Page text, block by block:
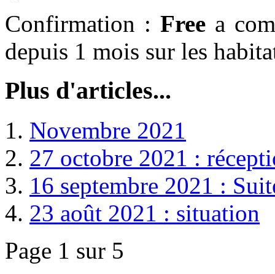
Confirmation : Free a
depuis 1 mois sur les
Plus d'articles...
Novembre 2021
27 octobre 2021 :
16 septembre 2021 :
23 août 2021 : situation
Page 1 sur 5